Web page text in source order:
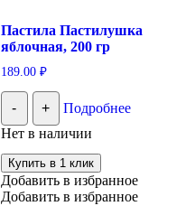
Пастила Пастилушка
яблочная, 200 гр
189.00 ₽
- +
Подробнее
Нет в наличии
Купить в 1 клик
Добавить в избранное
Добавить в избранное